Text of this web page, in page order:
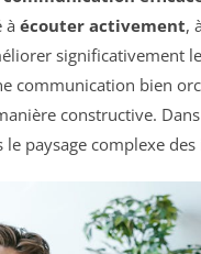
à écouter activement,
significativement
communication bien
constructive.
paysage complexe